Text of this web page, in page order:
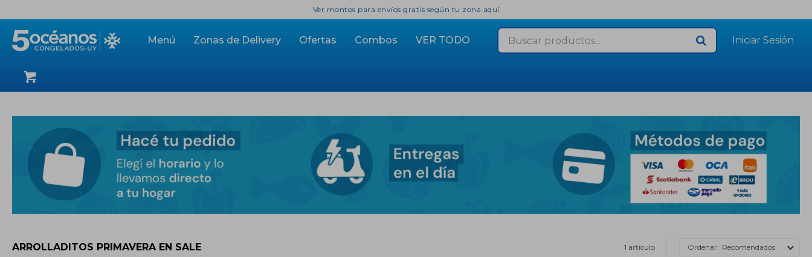
Menú Zonas de Delivery Ofertas Combos VER TODO
Ver montos para envíos gratis según tu zona aquí
ARROLLADITOS PRIMAVERA EN SALE 1 artículo Recomendados